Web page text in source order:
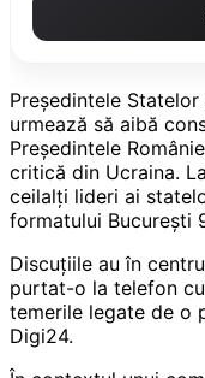
Președintele
urmează să aibă
Președintele
critică din Ucraina.
ceilalți lideri ai
formatului București
Discuțiile au în
purtat-o la telefon
temerile legate de o
Digi24.